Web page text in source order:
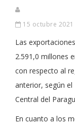
15 octubre 2021
Las
2.591,0 millones
con respecto al
anterior, según
Central del
En cuanto a los